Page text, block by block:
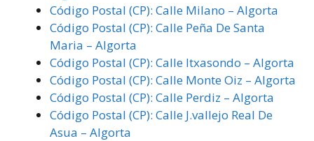
Código Postal (CP): Calle Milano – Algorta
Código Postal (CP): Calle Peña De Santa
Maria – Algorta
Código Postal (CP): Calle Itxasondo – Algorta
Código Postal (CP): Calle Monte Oiz – Algorta
Código Postal (CP): Calle Perdiz – Algorta
Código Postal (CP): Calle J.vallejo Real De
Asua – Algorta